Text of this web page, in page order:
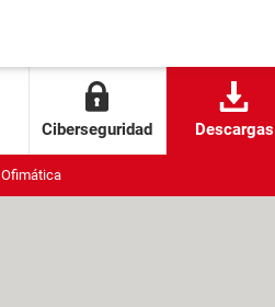
Ciberseguridad Descargas
Ofimática